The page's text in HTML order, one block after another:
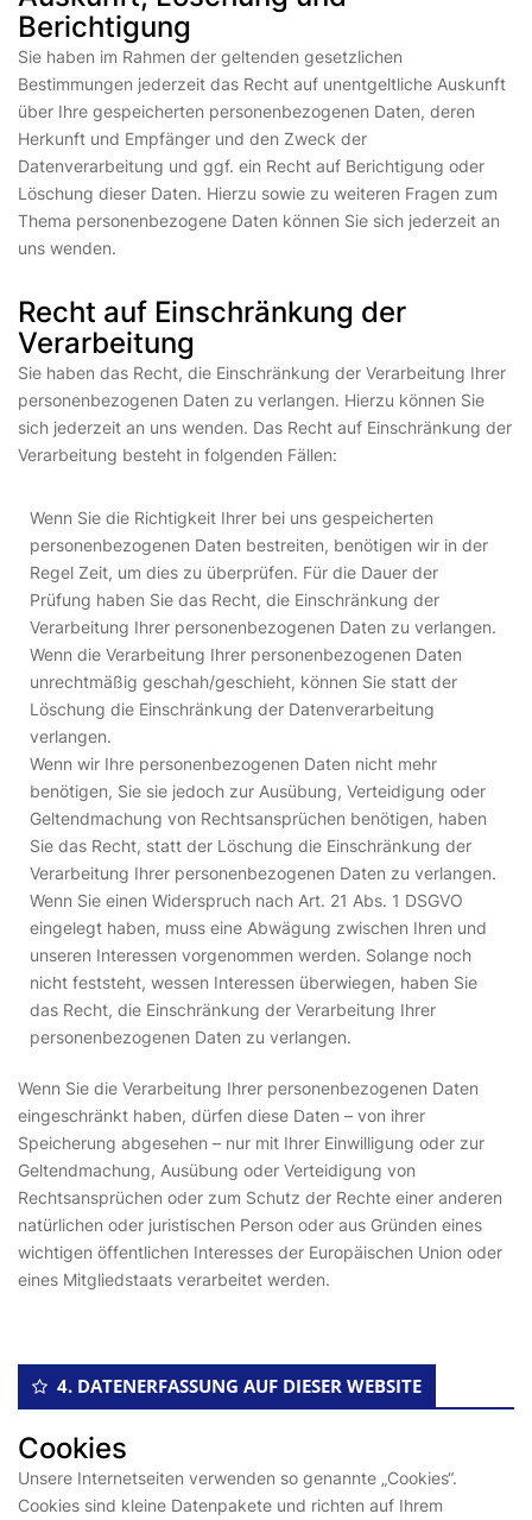
Berichtigung
Sie haben im Rahmen der geltenden gesetzlichen
Bestimmungen jederzeit das Recht auf unentgeltliche Auskunft
über Ihre gespeicherten personenbezogenen Daten, deren
Herkunft und Empfänger und den Zweck der
Datenverarbeitung und ggf. ein Recht auf Berichtigung oder
Löschung dieser Daten. Hierzu sowie zu weiteren Fragen zum
Thema personenbezogene Daten können Sie sich jederzeit an
uns wenden.
Recht auf Einschränkung der
Verarbeitung
Sie haben das Recht, die Einschränkung der Verarbeitung Ihrer
personenbezogenen Daten zu verlangen. Hierzu können Sie
sich jederzeit an uns wenden. Das Recht auf Einschränkung der
Verarbeitung besteht in folgenden Fällen:
Wenn Sie die Richtigkeit Ihrer bei uns gespeicherten
personenbezogenen Daten bestreiten, benötigen wir in der
Regel Zeit, um dies zu überprüfen. Für die Dauer der
Prüfung haben Sie das Recht, die Einschränkung der
Verarbeitung Ihrer personenbezogenen Daten zu verlangen.
Wenn die Verarbeitung Ihrer personenbezogenen Daten
unrechtmäßig geschah/geschieht, können Sie statt der
Löschung die Einschränkung der Datenverarbeitung
verlangen.
Wenn wir Ihre personenbezogenen Daten nicht mehr
benötigen, Sie sie jedoch zur Ausübung, Verteidigung oder
Geltendmachung von Rechtsansprüchen benötigen, haben
Sie das Recht, statt der Löschung die Einschränkung der
Verarbeitung Ihrer personenbezogenen Daten zu verlangen.
Wenn Sie einen Widerspruch nach Art. 21 Abs. 1 DSGVO
eingelegt haben, muss eine Abwägung zwischen Ihren und
unseren Interessen vorgenommen werden. Solange noch
nicht feststeht, wessen Interessen überwiegen, haben Sie
das Recht, die Einschränkung der Verarbeitung Ihrer
personenbezogenen Daten zu verlangen.
Wenn Sie die Verarbeitung Ihrer personenbezogenen Daten
eingeschränkt haben, dürfen diese Daten – von ihrer
Speicherung abgesehen – nur mit Ihrer Einwilligung oder zur
Geltendmachung, Ausübung oder Verteidigung von
Rechtsansprüchen oder zum Schutz der Rechte einer anderen
natürlichen oder juristischen Person oder aus Gründen eines
wichtigen öffentlichen Interesses der Europäischen Union oder
eines Mitgliedstaats verarbeitet werden.
4. DATENERFASSUNG AUF DIESER WEBSITE
Cookies
Unsere Internetseiten verwenden so genannte „Cookies“.
Cookies sind kleine Datenpakete und richten auf Ihrem